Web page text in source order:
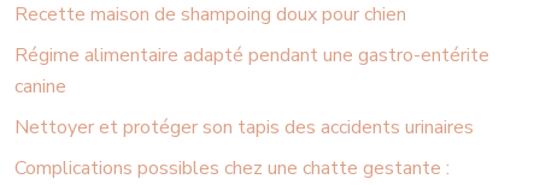
Recette maison de shampoing doux pour chien
Régime alimentaire adapté pendant une gastro-entérite
canine
Nettoyer et protéger son tapis des accidents urinaires
Complications possibles chez une chatte gestante :